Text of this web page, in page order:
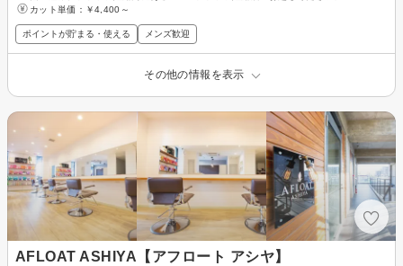
カット単価： ￥4,400～
ポイントが貯まる・使える メンズ歓迎
その他の情報を表示
AFLOAT ASHIYA【アフロート アシヤ】